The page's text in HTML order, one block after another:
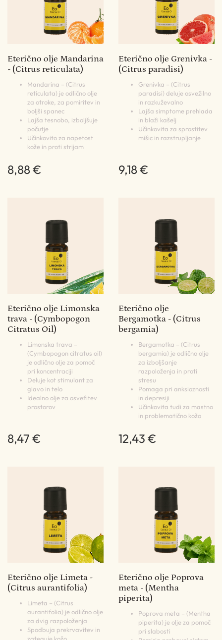
Eterično olje Mandarina
- (Citrus reticulata)
Mandarina – (Citrus
reticulata) je odlično olje
za otroke, za pomiritev in
boljši spanec
Lajša tesnobo, izboljšuje
počutje
Učinkovito za napetost
kože in proti strijam
8,88 €
Eterično olje Grenivka -
(Citrus paradisi)
Grenivka – (Citrus
paradisi) deluje osvežilno
in razkuževalno
Lajša simptome prehlada
in blaži kašelj
Učinkovita za sprostitev
mišic in razstrupljanje
9,18 €
Eterično olje Limonska
trava - (Cymbopogon
Citratus Oil)
Limonska trava –
(Cymbopogon citratus oil)
je odlično olje za pomoč
pri koncentraciji
Deluje kot stimulant za
glavo in telo
Idealno olje za osvežitev
prostorov
8,47 €
Eterično olje
Bergamotka - (Citrus
bergamia)
Bergamotka – (Citrus
bergamia) je odlično olje
za izboljšanje
razpoloženja in proti
stresu
Pomaga pri anksioznosti
in depresiji
Učinkovita tudi za mastno
in problematično kožo
12,43 €
Eterično olje Limeta -
(Citrus aurantifolia)
Limeta – (Citrus
aurantifolia) je odlično olje
za dvig razpoloženja
Spodbuja prekrvavitev in
zateguje kožo
Eterično olje Poprova
meta - (Mentha
piperita)
Poprova meta – (Mentha
piperita) je olje za pomoč
pri slabosti